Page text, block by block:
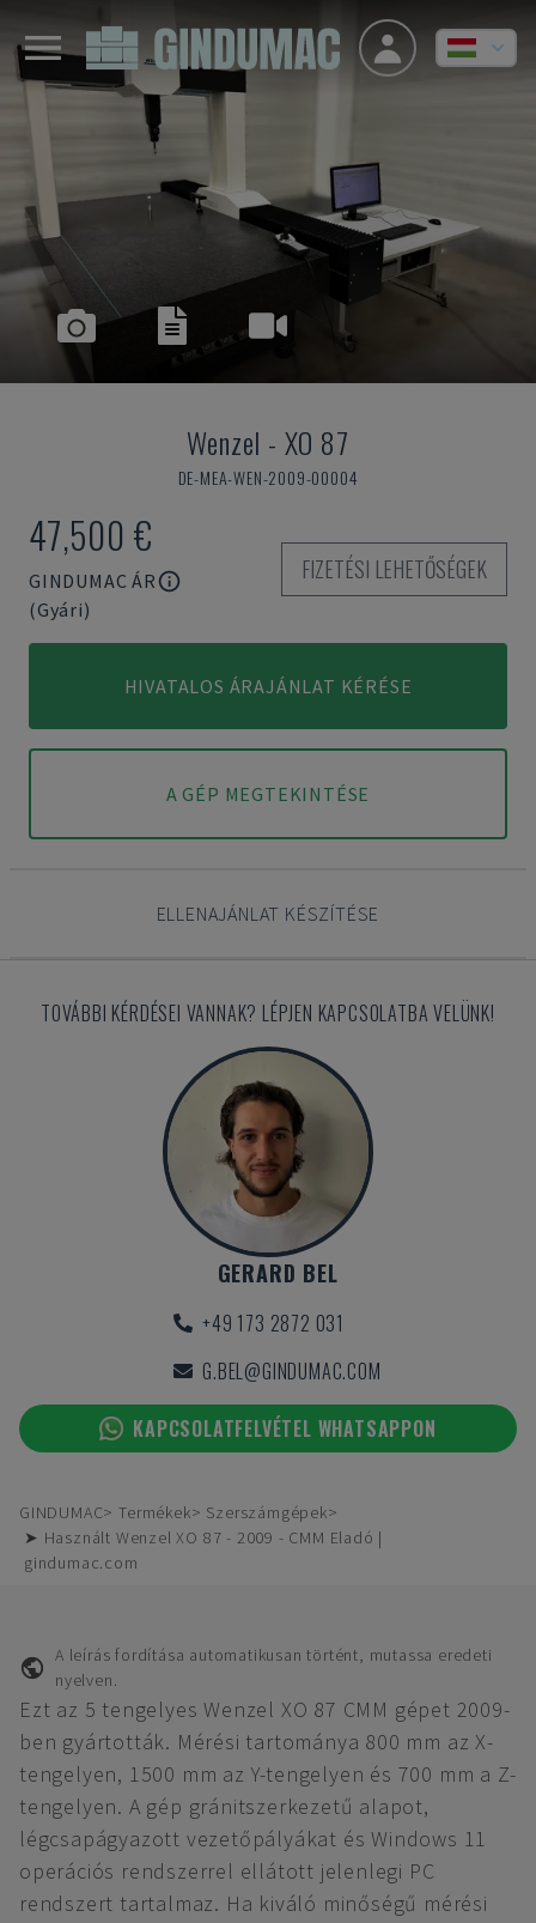
Wenzel - XO 87
DE-MEA-WEN-2009-00004
47,500 €
GINDUMAC ÁR
(Gyári)
FIZETÉSI LEHETŐSÉGEK
HIVATALOS ÁRAJÁNLAT KÉRÉSE
A GÉP MEGTEKINTÉSE
ELLENAJÁNLAT KÉSZÍTÉSE
TOVÁBBI KÉRDÉSEI VANNAK? LÉPJEN KAPCSOLATBA VELÜNK!
GERARD BEL
+49 173 2872 031
G.BEL@GINDUMAC.COM
KAPCSOLATFELVÉTEL WHATSAPPON
GINDUMAC Termékek
Szerszámgépek
➤ Használt Wenzel XO 87 - 2009 - CMM Eladó |
gindumac.com
A leírás fordítása automatikusan történt, mutassa eredeti
nyelven.
Ezt az 5 tengelyes Wenzel XO 87 CMM gépet 2009-
ben gyártották. Mérési tartománya 800 mm az X-
tengelyen, 1500 mm az Y-tengelyen és 700 mm a Z-
tengelyen. A gép gránitszerkezetű alapot,
légcsapágyazott vezetőpályákat és Windows 11
operációs rendszerrel ellátott jelenlegi PC
rendszert tartalmaz. Ha kiváló minőségű mérési